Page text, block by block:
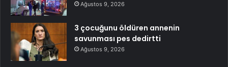
Ağustos 9, 2026
3 çocuğunu öldüren annenin
savunması pes dedirtti
Ağustos 9, 2026